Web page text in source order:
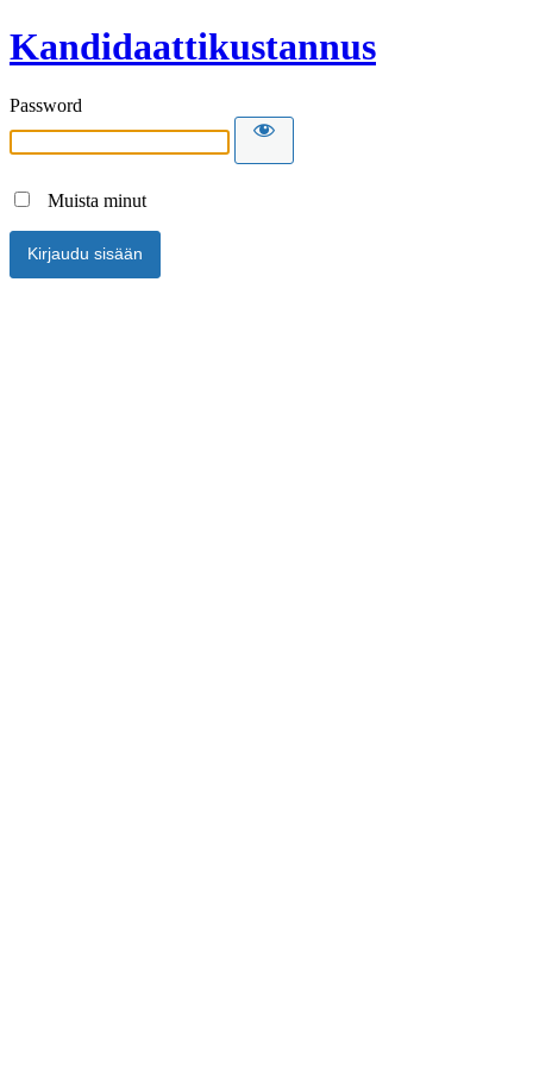
Kandidaattikustannus
Password
Muista minut